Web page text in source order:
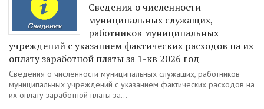
Сведения о численности
муниципальных служащих,
работников муниципальных
учреждений с указанием фактических расходов на их
оплату заработной платы за 1-кв 2026 год
Сведения о численности муниципальных служащих, работников
муниципальных учреждений с указанием фактических расходов на
их оплату заработной платы за...